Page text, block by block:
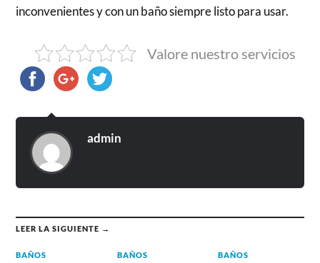
inconvenientes y con un baño siempre listo para usar.
Valore nuestro servicios
admin
LEER LA SIGUIENTE →
BAÑOS BAÑOS BAÑOS